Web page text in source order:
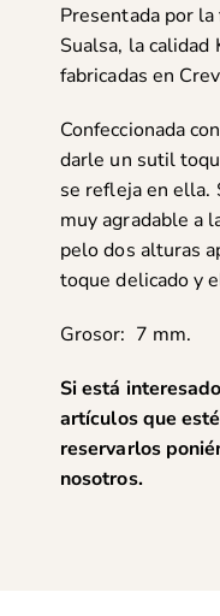
Presentada por
Sualsa, la calidad
fabricadas en
Confeccionada
darle un sutil
se refleja en ella.
muy agradable a
pelo dos alturas
toque delicado y
Grosor: 7 mm.
Si está
artículos que
reservarlos
nosotros.